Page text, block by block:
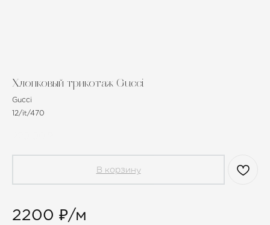
Хлопковый трикотаж Gucci
Gucci
12/it/470
В корзину
2200 ₽/м